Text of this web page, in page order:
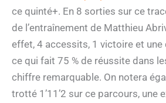
ce quinté+. En 8 sorties sur ce
de l’entraînement de Matthieu
effet, 4 accessits, 1 victoire et une
ce qui fait 75 % de réussite dans
chiffre remarquable. On notera
trotté 1’11’2 sur ce parcours, une